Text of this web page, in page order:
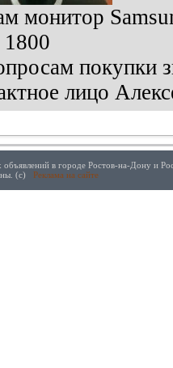
монитор
1800
покупки
лицо
в городе Ростов-на-Дону и
(с) Реклама на сайте